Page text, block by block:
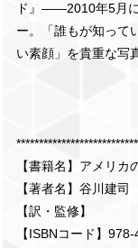
ド』——2010年5月
ー。「誰もが知って
い素顔」を貴重な写
【書籍名】アメリ
【著者名】谷川建司
【訳・監修】
【ISBNコード】